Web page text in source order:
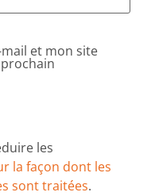
et mon site
les
la façon dont les
sont traitées.